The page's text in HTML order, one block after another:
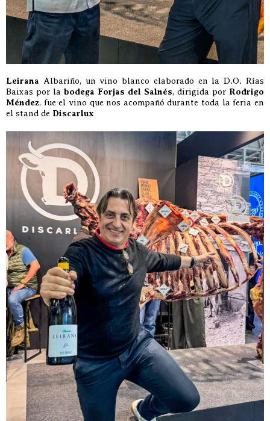
Leirana Albariño, un vino blanco elaborado en la D.O. Rías
Baixas por la bodega Forjas del Salnés, dirigida por Rodrigo
Méndez, fue el vino que nos acompañó durante toda la feria en
el stand de Discarlux